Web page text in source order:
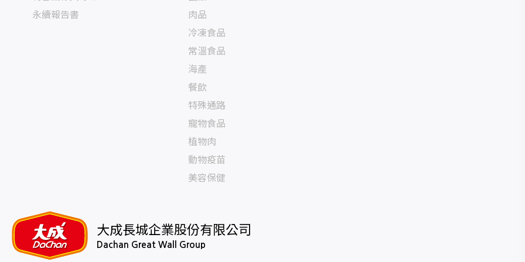
永續報告書
肉品
冷凍食品
常溫食品
海產
餐飲
特殊通路
寵物食品
植物肉
動物疫苗
美容保健
大成長城企業股份有限公司
Dachan Great Wall Group